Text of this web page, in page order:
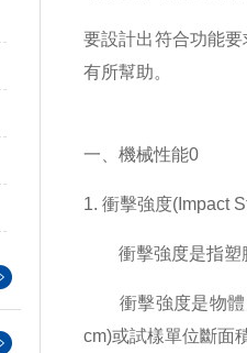
要設計出符合功能
有所幫助。
一、機械性能0
1. 衝擊強度(Impact
衝擊強度是指塑
衝擊強度是物體受
cm)或試樣單位斷面